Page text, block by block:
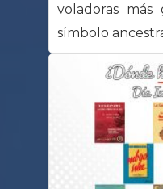
voladoras
símbolo